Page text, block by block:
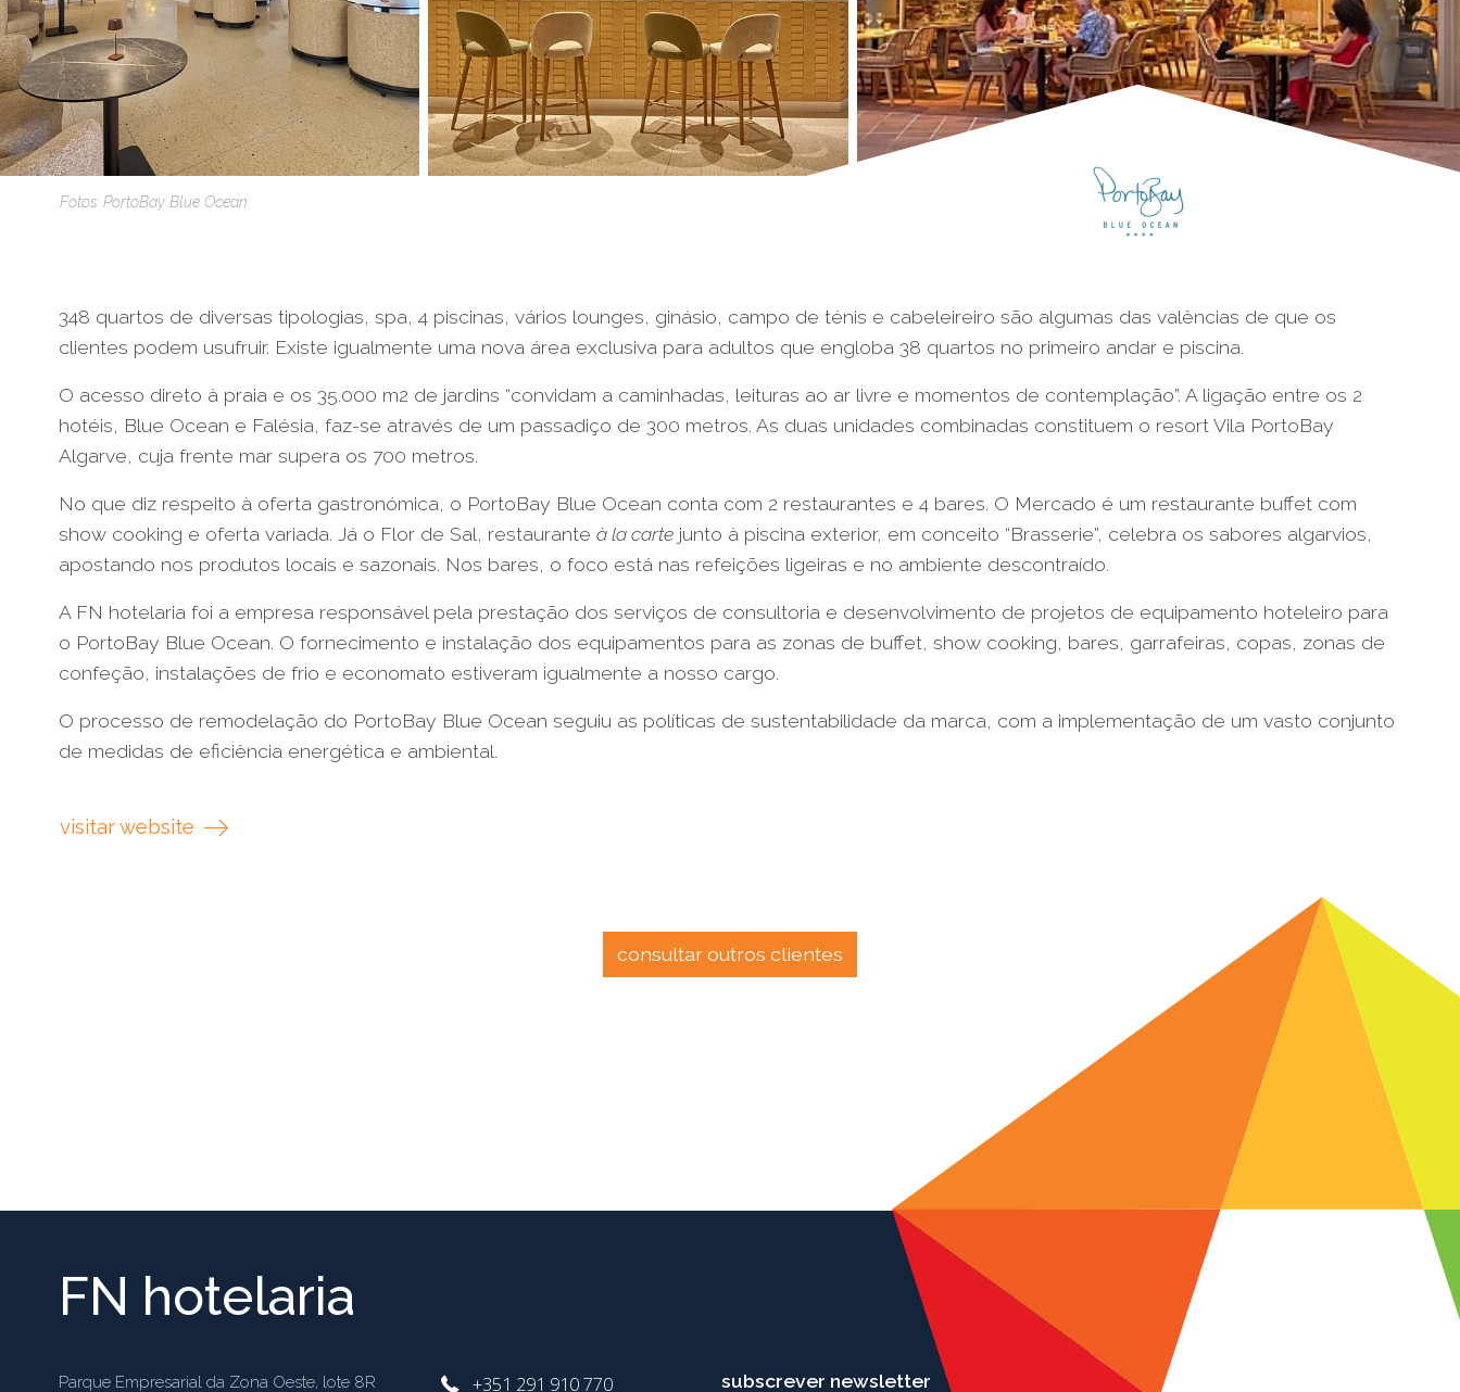
Fotos: PortoBay Blue Ocean
348 quartos de diversas tipologias, spa, 4 piscinas, vários lounges, ginásio, campo de ténis e cabeleireiro são algumas das valências de que os
clientes podem usufruir. Existe igualmente uma nova área exclusiva para adultos que engloba 38 quartos no primeiro andar e piscina.
O acesso direto à praia e os 35.000 m2 de jardins “convidam a caminhadas, leituras ao ar livre e momentos de contemplação”. A ligação entre os 2
hotéis, Blue Ocean e Falésia, faz-se através de um passadiço de 300 metros. As duas unidades combinadas constituem o resort Vila PortoBay
Algarve, cuja frente mar supera os 700 metros.
No que diz respeito à oferta gastronómica, o PortoBay Blue Ocean conta com 2 restaurantes e 4 bares. O Mercado é um restaurante buffet com
show cooking e oferta variada. Já o Flor de Sal, restaurante à la cartejunto à piscina exterior, em conceito “Brasserie”, celebra os sabores algarvios,
apostando nos produtos locais e sazonais. Nos bares, o foco está nas refeições ligeiras e no ambiente descontraído.
A FN hotelaria foi a empresa responsável pela prestação dos serviços de consultoria e desenvolvimento de projetos de equipamento hoteleiro para
o PortoBay Blue Ocean. O fornecimento e instalação dos equipamentos para as zonas de buffet, show cooking, bares, garrafeiras, copas, zonas de
confeção, instalações de frio e economato estiveram igualmente a nosso cargo.
O processo de remodelação do PortoBay Blue Ocean seguiu as políticas de sustentabilidade da marca, com a implementação de um vasto conjunto
de medidas de eficiência energética e ambiental.
visitar website
consultar outros clientes
FN hotelaria
Parque Empresarial da Zona Oeste, lote 8R +351 291 910 770 subscrever newsletter